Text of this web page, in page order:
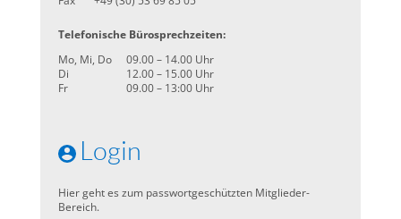
Telefonische Bürosprechzeiten:
Mo, Mi, Do
09.00 – 14.00 Uhr
Di
12.00 – 15.00 Uhr
Fr
09.00 – 13:00 Uhr
Login
Hier geht es zum passwortgeschützten Mitglieder-
Bereich.